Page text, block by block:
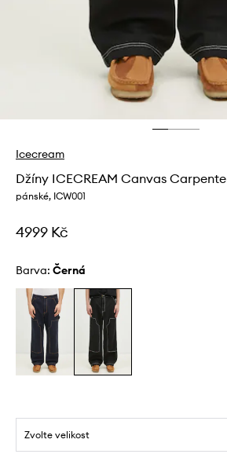
Icecream
Džíny ICECREAM Canvas
pánské, ICW001
4999 Kč
Barva: černá
Zvolte velikost